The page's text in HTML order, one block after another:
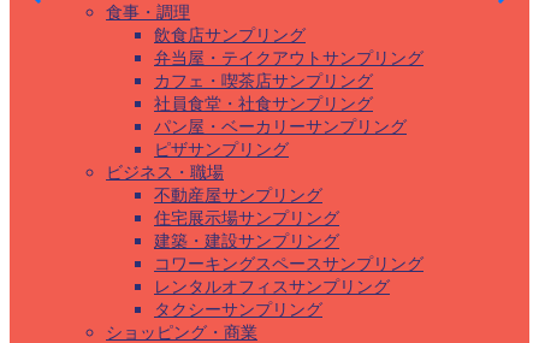
食事・調理
飲食店サンプリング
弁当屋・テイクアウトサンプリング
カフェ・喫茶店サンプリング
社員食堂・社食サンプリング
パン屋・ベーカリーサンプリング
ピザサンプリング
ビジネス・職場
不動産屋サンプリング
住宅展示場サンプリング
建築・建設サンプリング
コワーキングスペースサンプリング
レンタルオフィスサンプリング
タクシーサンプリング
ショッピング・商業